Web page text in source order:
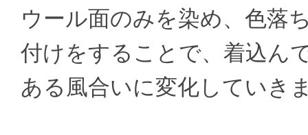
ウール面のみを染め、色落
付けをすることで、着込ん
ある風合いに変化していき